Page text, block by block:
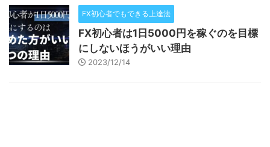
FX初心者でもできる上達法
FX初心者は1日5000円を稼ぐのを目標
にしないほうがいい理由
2023/12/14